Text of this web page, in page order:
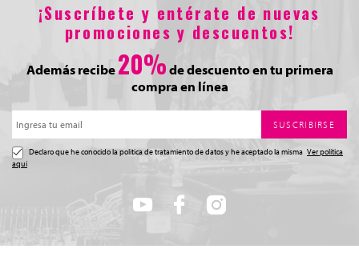
¡Suscríbete y entérate de nuevas
promociones y descuentos!
Además recibe20%de descuento en tu primera
compra en línea
SUSCRIBIRSE
Declaro que he conocido la politica de tratamiento de datos y he aceptado la misma Ver política
aquí